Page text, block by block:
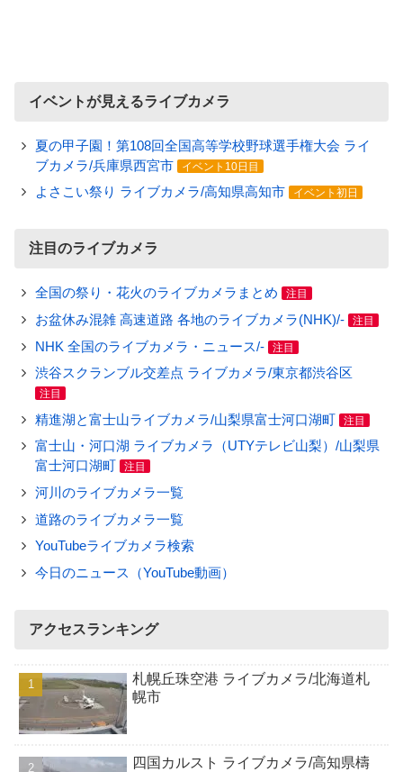
イベントが見えるライブカメラ
夏の甲子園！第108回全国高等学校野球選手権大会 ライ
ブカメラ/兵庫県西宮市
イベント10日目
よさこい祭り ライブカメラ/高知県高知市 イベント初日
注目のライブカメラ
全国の祭り・花火のライブカメラまとめ 注目
お盆休み混雑 高速道路 各地のライブカメラ(NHK)/- 注目
NHK 全国のライブカメラ・ニュース/- 注目
渋谷スクランブル交差点 ライブカメラ/東京都渋谷区
注目
精進湖と富士山ライブカメラ/山梨県富士河口湖町 注目
富士山・河口湖 ライブカメラ（UTYテレビ山梨）/山梨県
富士河口湖町
注目
河川のライブカメラ一覧
道路のライブカメラ一覧
YouTubeライブカメラ検索
今日のニュース（YouTube動画）
アクセスランキング
札幌丘珠空港 ライブカメラ/北海道札
幌市
四国カルスト ライブカメラ/高知県檮